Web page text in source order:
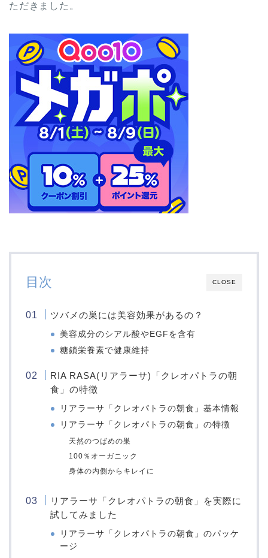
ただきました。
CLOSE
目次
ツバメの巣には美容効果があるの？
美容成分のシアル酸やEGFを含有
糖鎖栄養素で健康維持
RIA RASA(リアラーサ)「クレオパトラの朝
食」の特徴
リアラーサ「クレオパトラの朝食」基本情報
リアラーサ「クレオパトラの朝食」の特徴
天然のつばめの巣
100％オーガニック
身体の内側からキレイに
リアラーサ「クレオパトラの朝食」を実際に
試してみました
リアラーサ「クレオパトラの朝食」のパッケ
ージ